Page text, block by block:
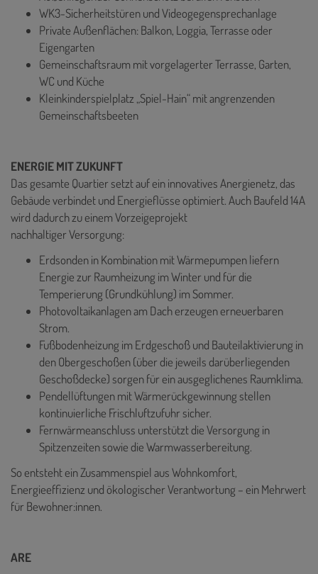
WK3-Sicherheitstüren und Videogegensprechanlage
Private Außenflächen: Balkon, Loggia, Terrasse oder
Eigengarten
Gemeinschaftsraum mit vorgelagerter Terrasse, Garten,
WC und Küche
Kleinkinderspielplatz „Spiel-Hain“ mit angrenzenden
Gemeinschaftsbeeten
ENERGIE MIT ZUKUNFT
Das gesamte Quartier setzt auf ein innovatives Anergienetz, das
Gebäude verbindet und Energieflüsse optimiert. Auch Baufeld 14A
wird dadurch zu einem Vorzeigeprojekt
nachhaltiger Versorgung:
Erdsonden in Kombination mit Wärmepumpen liefern
Energie zur Raumheizung im Winter und für die
Temperierung (Grundkühlung) im Sommer.
Photovoltaikanlagen am Dach erzeugen erneuerbaren
Strom.
Fußbodenheizung im Erdgeschoß und Bauteilaktivierung in
den Obergeschoßen (über die jeweils darüberliegenden
Geschoßdecke) sorgen für ein ausgeglichenes Raumklima.
Pendellüftungen mit Wärmerückgewinnung stellen
kontinuierliche Frischluftzufuhr sicher.
Fernwärmeanschluss unterstützt die Versorgung in
Spitzenzeiten sowie die Warmwasserbereitung.
So entsteht ein Zusammenspiel aus Wohnkomfort,
Energieeffizienz und ökologischer Verantwortung – ein Mehrwert
für Bewohner:innen.
ARE